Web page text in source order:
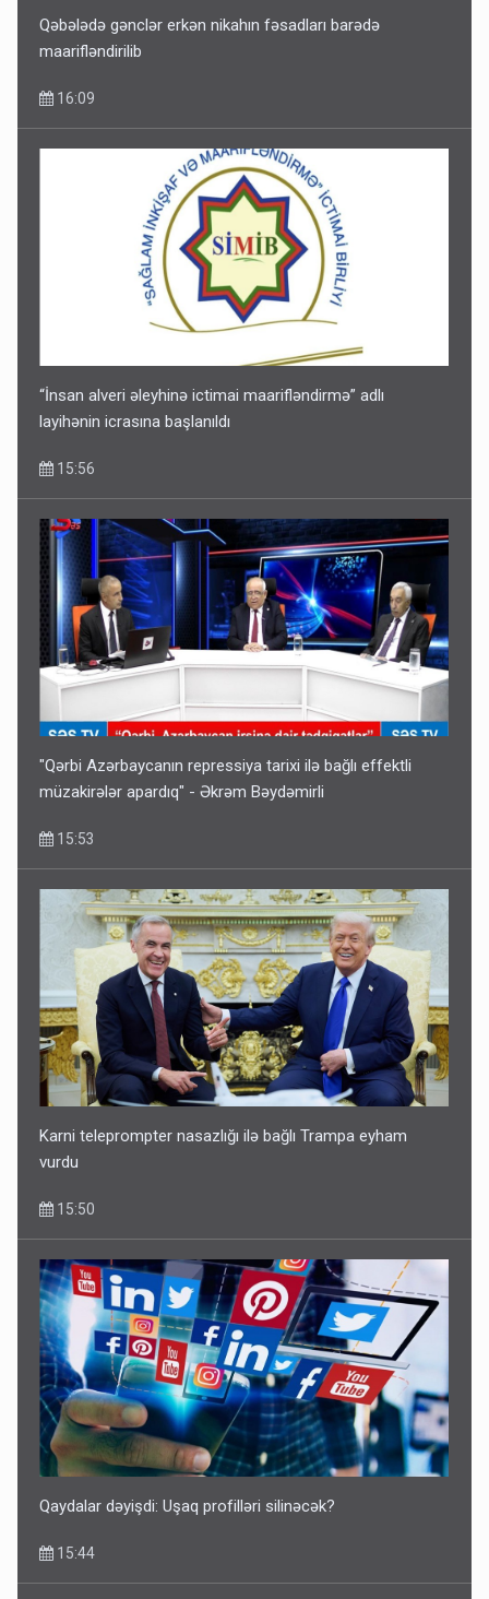
Qəbələdə gənclər erkən nikahın fəsadları barədə
maarifləndirilib
16:09
“İnsan alveri əleyhinə ictimai maarifləndirmə” adlı
layihənin icrasına başlanıldı
15:56
"Qərbi Azərbaycanın repressiya tarixi ilə bağlı effektli
müzakirələr apardıq" - Əkrəm Bəydəmirli
15:53
Karni teleprompter nasazlığı ilə bağlı Trampa eyham
vurdu
15:50
Qaydalar dəyişdi: Uşaq profilləri silinəcək?
15:44